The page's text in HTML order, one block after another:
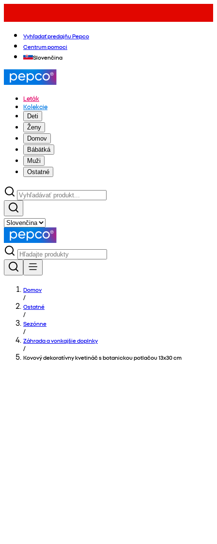
Vyhľadať predajňu Pepco
Centrum pomoci
Slovenčina
Leták
Kolekcie
Deti
Ženy
Domov
Bábätká
Muži
Ostatné
Domov
/
Ostatné
/
Sezónne
/
Záhrada a vonkajšie doplnky
/
Kovový dekoratívny kvetináč s botanickou potlačou 13x30 cm